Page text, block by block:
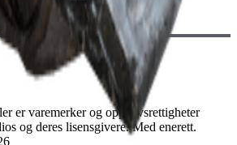
er varemerker og opphavsrettigheter
og deres lisensgivere. Med enerett.